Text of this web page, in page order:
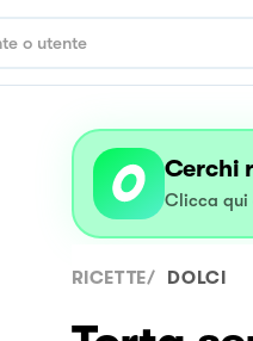
Cerchi
Clicca qui
RICETTE/ DOLCI